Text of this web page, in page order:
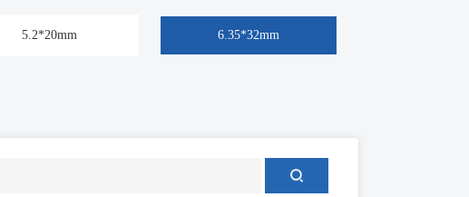
5.2*20mm 6.35*32mm